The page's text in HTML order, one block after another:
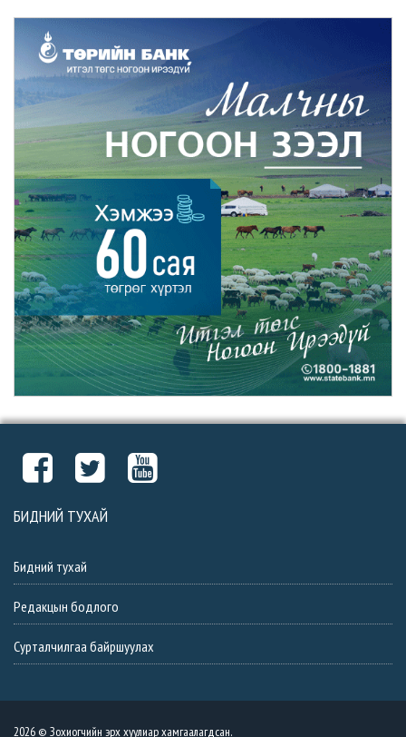
БИДНИЙ ТУХАЙ
Бидний тухай
Редакцын бодлого
Сурталчилгаа байршуулах
2026 © Зохиогчийн эрх хуулиар хамгаалагдсан.